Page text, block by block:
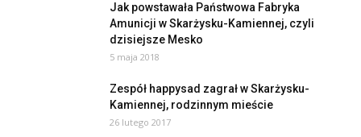
Jak powstawała Państwowa Fabryka
Amunicji w Skarżysku-Kamiennej, czyli
dzisiejsze Mesko
5 maja 2018
Zespół happysad zagrał w Skarżysku-
Kamiennej, rodzinnym mieście
26 lutego 2017